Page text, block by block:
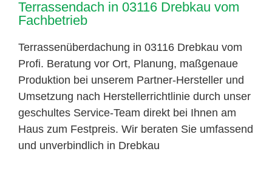
Terrassendach in 03116 Drebkau vom
Fachbetrieb
Terrassenüberdachung in 03116 Drebkau vom
Profi. Beratung vor Ort, Planung, maßgenaue
Produktion bei unserem Partner-Hersteller und
Umsetzung nach Herstellerrichtlinie durch unser
geschultes Service-Team direkt bei Ihnen am
Haus zum Festpreis. Wir beraten Sie umfassend
und unverbindlich in Drebkau